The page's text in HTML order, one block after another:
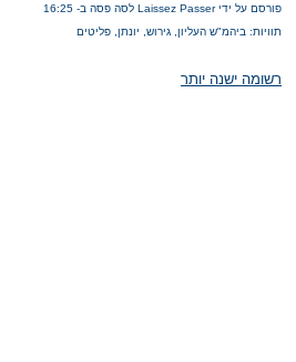
פורסם על ידי Laissez Passer לסה פסה ב- 16:25
תוויות: ביהמ"ש העליון, גירוש, יונתן, פליטים
רשומה ישנה יותר